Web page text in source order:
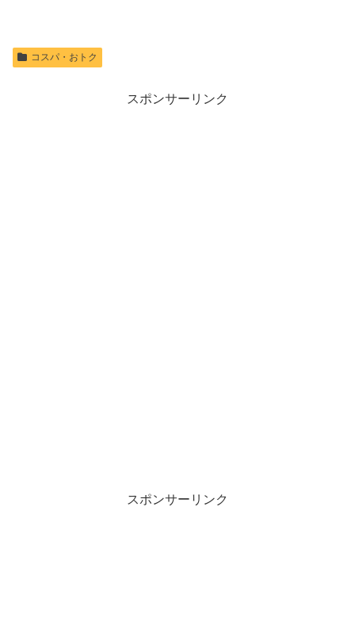
コスパ・おトク
スポンサーリンク
スポンサーリンク